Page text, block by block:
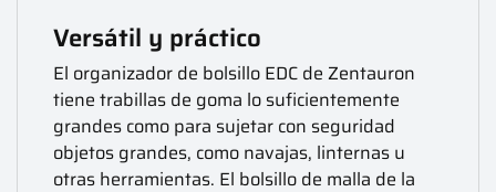
Versátil y práctico
El organizador de bolsillo EDC de Zentauron
tiene trabillas de goma lo suficientemente
grandes como para sujetar con seguridad
objetos grandes, como navajas, linternas u
otras herramientas. El bolsillo de malla de la